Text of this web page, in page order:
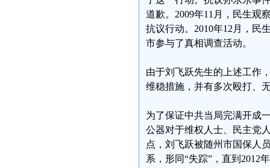
道歉。2009年11月，民生观
抗议行动。2010年12月，民
市参与了真相调查活动。
由于刘飞跃先生的上述工作
维稳措施，并有多次殴打、
为了保证中共当局完满开成
公器对于维权人士、民主党
点，刘飞跃被随州市国保人
系，形同“失踪”，直到2012